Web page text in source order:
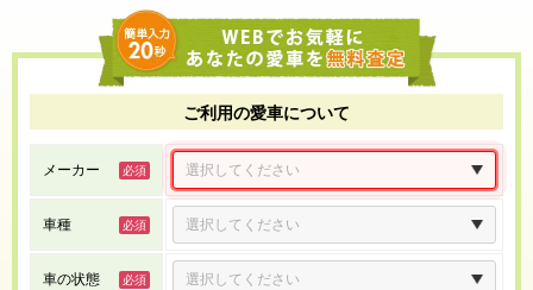
ご利用の愛車について
メーカー
車種
車の状態